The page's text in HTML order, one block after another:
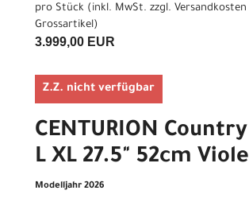
pro Stück (inkl. MwSt. zzgl.
Grossartikel)
3.999,00 EUR
Z.Z. nicht verfügbar
CENTURION
L XL 27.5" 52cm
Modelljahr 2026